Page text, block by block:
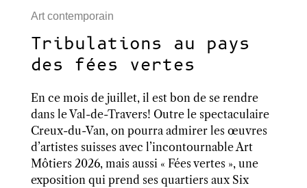
Art contemporain
Tribulations au pays
des fées vertes
En ce mois de juillet, il est bon de se rendre
dans le Val-de-Travers! Outre le spectaculaire
Creux-du-Van, on pourra admirer les œuvres
d’artistes suisses avec l’incontournable Art
Môtiers 2026, mais aussi « Fées vertes », une
exposition qui prend ses quartiers aux Six